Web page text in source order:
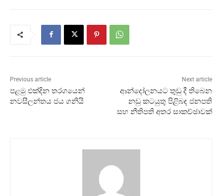
Previous article
පළමු එක්දින තරගයෙන්
නවසීලන්තය ජය ගනියි
Next article
ආන්දෝලනයට තුඩු දී තිබෙන
නඩු කටයුතු පිළිබඳ ජනපති
සහ නීතිපති අතර සාකච්ඡාවක්